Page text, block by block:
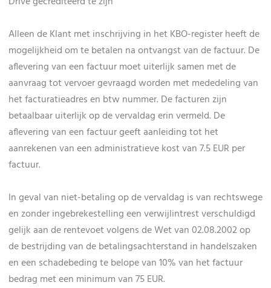
Alleen de Klant met inschrijving in het KBO-register heeft de
mogelijkheid om te betalen na ontvangst van de factuur. De
aflevering van een factuur moet uiterlijk samen met de
aanvraag tot vervoer gevraagd worden met mededeling van
het facturatieadres en btw nummer. De facturen zijn
betaalbaar uiterlijk op de vervaldag erin vermeld. De
aflevering van een factuur geeft aanleiding tot het
aanrekenen van een administratieve kost van 7.5 EUR per
factuur.
In geval van niet-betaling op de vervaldag is van rechtswege
en zonder ingebrekestelling een verwijlintrest verschuldigd
gelijk aan de rentevoet volgens de Wet van 02.08.2002 op
de bestrijding van de betalingsachterstand in handelszaken
en een schadebeding te belope van 10% van het factuur
bedrag met een minimum van 75 EUR.